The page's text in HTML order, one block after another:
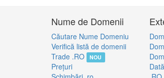
Nume de Domenii
Căutare Nume Domeniu
Verifică listă de domenii
Trade .RO
NOU
Preţuri